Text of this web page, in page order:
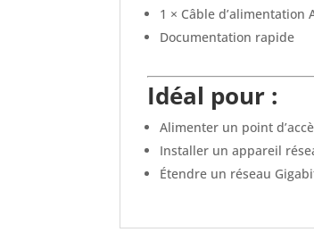
1 × Câble d’alimentation
Documentation rapide
Idéal pour :
Alimenter un point
Installer un appareil
Étendre un réseau